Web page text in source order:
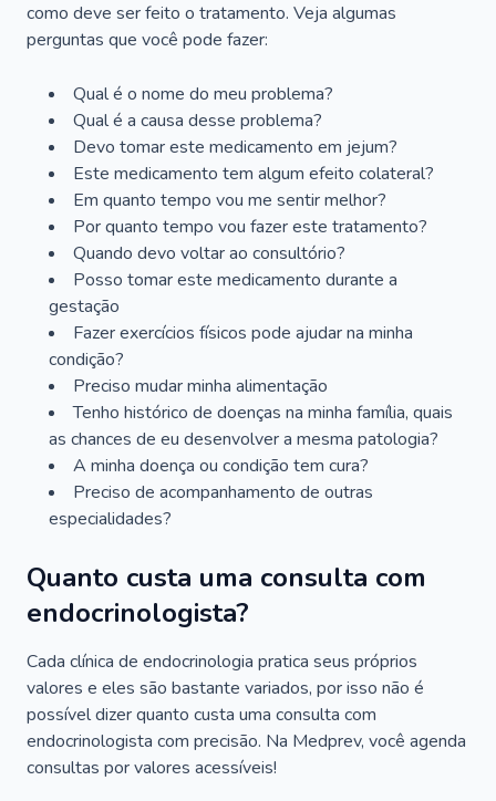
como deve ser feito o tratamento. Veja algumas
perguntas que você pode fazer:
Qual é o nome do meu problema?
Qual é a causa desse problema?
Devo tomar este medicamento em jejum?
Este medicamento tem algum efeito colateral?
Em quanto tempo vou me sentir melhor?
Por quanto tempo vou fazer este tratamento?
Quando devo voltar ao consultório?
Posso tomar este medicamento durante a
gestação
Fazer exercícios físicos pode ajudar na minha
condição?
Preciso mudar minha alimentação
Tenho histórico de doenças na minha família, quais
as chances de eu desenvolver a mesma patologia?
A minha doença ou condição tem cura?
Preciso de acompanhamento de outras
especialidades?
Quanto custa uma consulta com
endocrinologista?
Cada clínica de endocrinologia pratica seus próprios
valores e eles são bastante variados, por isso não é
possível dizer quanto custa uma consulta com
endocrinologista com precisão. Na Medprev, você agenda
consultas por valores acessíveis!